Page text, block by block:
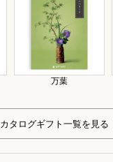
万葉
カタログギフト一覧を見る